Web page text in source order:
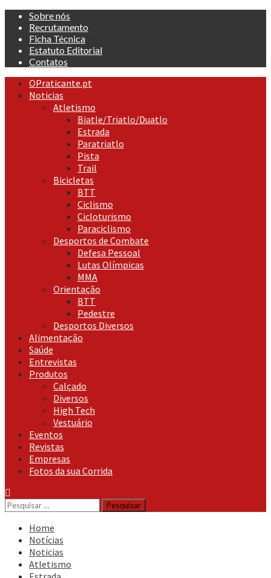
Skip
content
Sobre nós
Recrutamento
Ficha Técnica
Estatuto Editorial
Contatos
Primary
Menu
OPraticante.pt
Noticias
Atletismo
Biatle/Triatlo/Duatlo
Estrada
Paratriatlo
Pista
Trail
Bicicletas
BTT
Ciclismo
Cicloturismo
Paraciclismo
Desportos de Combate
Defesa Pessoal
Lutas Olímpicas
MMA
Orientação
BTT
Pedestre
Desportos Diversos
Alimentação
Saúde
Entrevistas
Produtos
Calçado
Diversos
High Tech
Vestuário
Eventos
Revistas
Empresas
Fotos da sua Corrida
Pesquisar
por:
Home
Notícias
Noticias
Atletismo